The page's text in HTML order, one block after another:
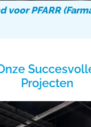
voor PFARR
Projecten